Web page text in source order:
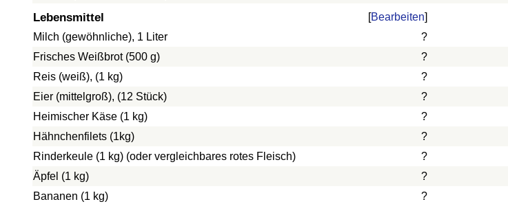
Lebensmittel [Bearbeiten]
Milch (gewöhnliche), 1 Liter
?
Frisches Weißbrot (500 g)
?
Reis (weiß), (1 kg)
?
Eier (mittelgroß), (12 Stück)
?
Heimischer Käse (1 kg)
?
Hähnchenfilets (1kg)
?
Rinderkeule (1 kg) (oder vergleichbares rotes Fleisch)
?
Äpfel (1 kg)
?
Bananen (1 kg)
?